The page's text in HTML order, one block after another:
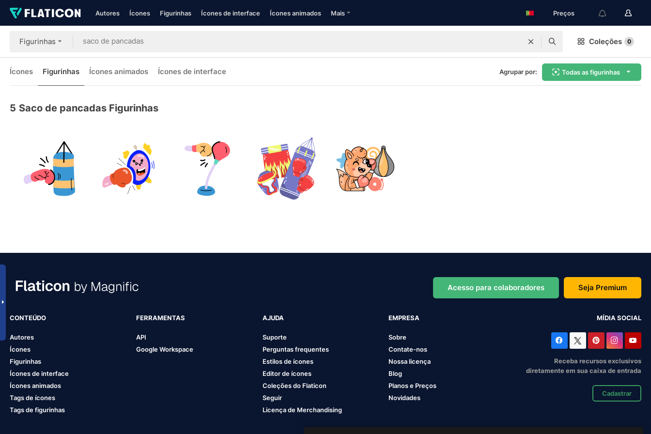
Autores Ícones Figurinhas Ícones de interface Ícones animados Mais Preços
Figurinhas Coleções 0
Ícones Figurinhas Ícones animados Ícones de interface Agrupar por: Todas as figurinhas
5 Saco de pancadas Figurinhas
Acesso para colaboradores Seja Premium
CONTEÚDO
Autores
Ícones
Figurinhas
Ícones de interface
Ícones animados
Tags de ícones
Tags de figurinhas
FERRAMENTAS
API
Google Workspace
AJUDA
Suporte
Perguntas frequentes
Estilos de ícones
Editor de ícones
Coleções do Flaticon
Seguir
Licença de Merchandising
EMPRESA
Sobre
Contate-nos
Nossa licença
Blog
Planos e Preços
Novidades
MÍDIA SOCIAL
Receba recursos exclusivos
diretamente em sua caixa de entrada
Cadastrar